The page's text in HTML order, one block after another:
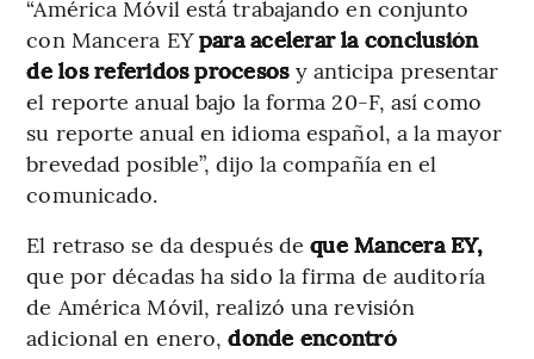
“América Móvil está trabajando en conjunto
con Mancera EYpara acelerar la conclusión
de los referidos procesosy anticipa presentar
el reporte anual bajo la forma 20-F, así como
su reporte anual en idioma español, a la mayor
brevedad posible”, dijo la compañía en el
comunicado.
El retraso se da después deque Mancera EY,
que por décadas ha sido la firma de auditoría
de América Móvil, realizó una revisión
adicional en enero,donde encontró